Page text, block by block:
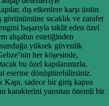
dış etkenlere karşı üstün
görünümüne sıcaklık ve zarafet
başarıyla taklit eden özel
ahşabın estetiğinden
yüksek güvenlik
her köşesinde,
bu özel kapılarımızla,
eserine dönüştürebilirsiniz.
sadece bir giriş kapısı
karakterini yansıtan önemli bir